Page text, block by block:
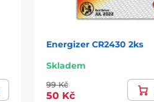
Energizer CR2430 2ks
Skladem
99 Kč
50 Kč